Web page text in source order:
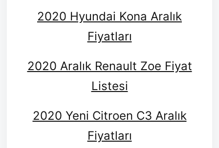
2020 Hyundai Kona Aralık
Fiyatları
2020 Aralık Renault Zoe Fiyat
Listesi
2020 Yeni Citroen C3 Aralık
Fiyatları